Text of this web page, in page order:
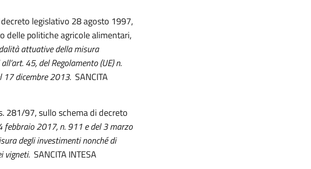
legislativo 28 agosto 1997,
delle politiche agricole alimentari,
attuative della misura
45, del Regolamento (UE) n.
17 dicembre 2013. SANCITA
281/97, sullo schema di decreto
2017, n. 911 e del 3 marzo
degli investimenti nonché di
vigneti. SANCITA INTESA